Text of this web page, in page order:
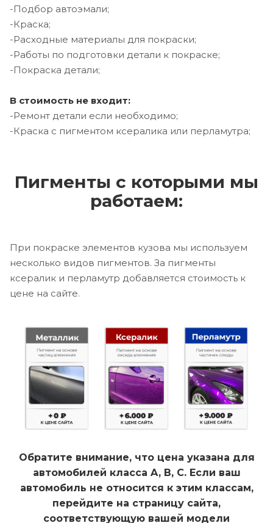
-Подбор автоэмали;
-Краска;
-Расходные материалы для покраски;
-Работы по подготовки детали к покраске;
-Покраска детали;
В стоимость не входит:
-Ремонт детали если необходимо;
-Краска с пигментом ксералика или перламутра;
Пигменты с которыми мы
работаем:
При покраске элементов кузова мы используем
несколько видов пигментов. За пигменты
ксералик и перламутр добавляется стоимость к
цене на сайте.
Обратите внимание, что цена указана для
автомобилей класса A, B, C. Если ваш
автомобиль не относится к этим классам,
перейдите на страницу сайта,
соответствующую вашей модели